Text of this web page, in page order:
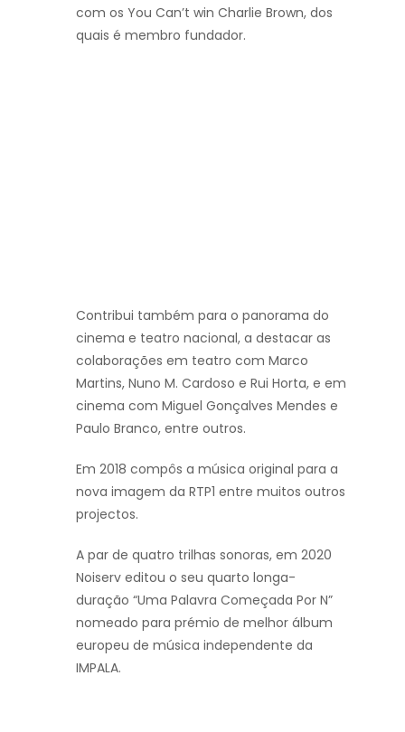
com os You Can’t win Charlie Brown, dos
quais é membro fundador.
Contribui também para o panorama do
cinema e teatro nacional, a destacar as
colaborações em teatro com Marco
Martins, Nuno M. Cardoso e Rui Horta, e em
cinema com Miguel Gonçalves Mendes e
Paulo Branco, entre outros.
Em 2018 compôs a música original para a
nova imagem da RTP1 entre muitos outros
projectos.
A par de quatro trilhas sonoras, em 2020
Noiserv editou o seu quarto longa-
duração “Uma Palavra Começada Por N”
nomeado para prémio de melhor álbum
europeu de música independente da
IMPALA.